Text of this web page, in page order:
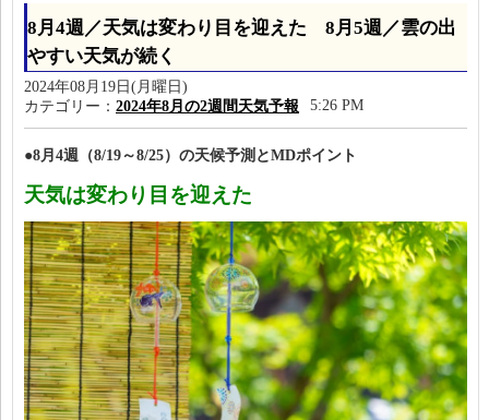
8月4週／天気は変わり目を迎えた 8月5週／雲の出
やすい天気が続く
2024年08月19日(月曜日)
カテゴリー： 2024年8月の2週間天気予報 5:26 PM
●8月4週（8/19～8/25）の天候予測とMDポイント
天気は変わり目を迎えた